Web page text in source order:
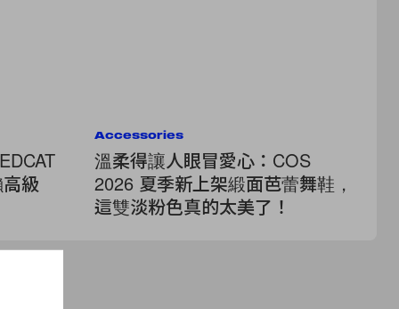
級
Accessories
溫柔得讓人眼冒愛心：COS
2026 夏季新上架緞面芭蕾舞鞋，
這雙淡粉色真的太美了！